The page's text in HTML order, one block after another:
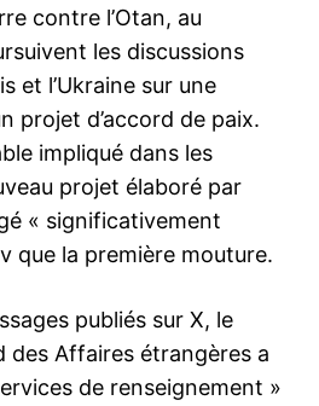
contre l’Otan, au
les discussions
et l’Ukraine sur une
projet d’accord de paix.
impliqué dans les
projet élaboré par
« significativement
que la première mouture.
publiés sur X, le
des Affaires étrangères a
de renseignement »